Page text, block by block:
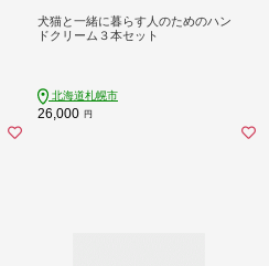
犬猫と一緒に暮らす人のためのハン
ドクリーム３本セット
北海道札幌市
26,000 円